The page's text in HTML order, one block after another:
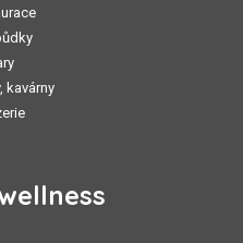
kavárny